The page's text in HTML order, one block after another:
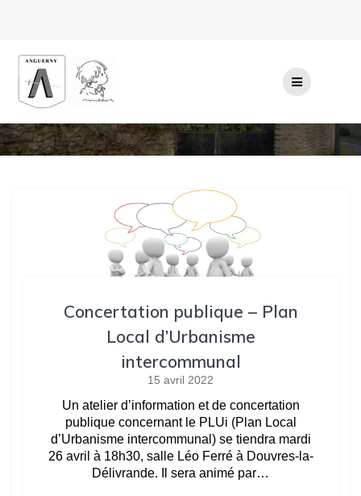
Concertation publique – Plan
Local d’Urbanisme
intercommunal
15 avril 2022
Un atelier d’information et de concertation
publique concernant le PLUi (Plan Local
d’Urbanisme intercommunal) se tiendra mardi
26 avril à 18h30, salle Léo Ferré à Douvres-la-
Délivrande. Il sera animé par…